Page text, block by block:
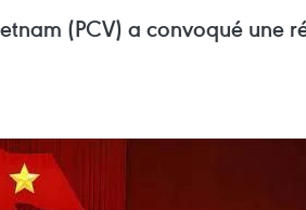
(PCV) a convoqué une